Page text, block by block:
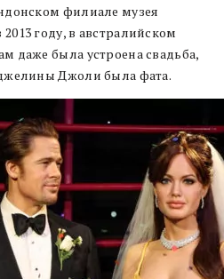
филиале музея
году, в австралийском
даже была устроена свадьба,
Джоли была фата.